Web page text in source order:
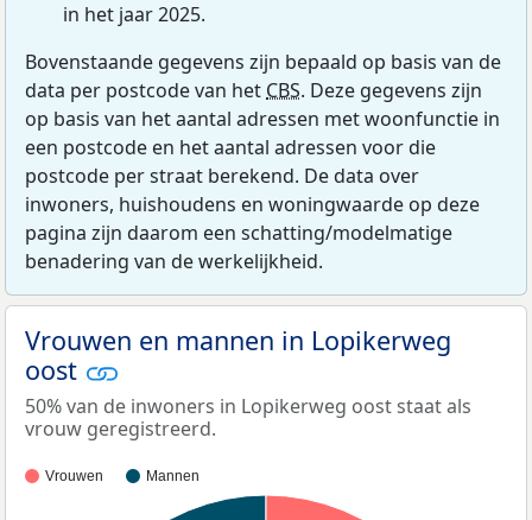
in het jaar 2025.
Bovenstaande gegevens zijn bepaald op basis van de
data per postcode van het CBS. Deze gegevens zijn
op basis van het aantal adressen met woonfunctie in
een postcode en het aantal adressen voor die
postcode per straat berekend. De data over
inwoners, huishoudens en woningwaarde op deze
pagina zijn daarom een schatting/modelmatige
benadering van de werkelijkheid.
Vrouwen en mannen in Lopikerweg
oost
50% van de inwoners in Lopikerweg oost staat als
vrouw geregistreerd.
Vrouwen Mannen